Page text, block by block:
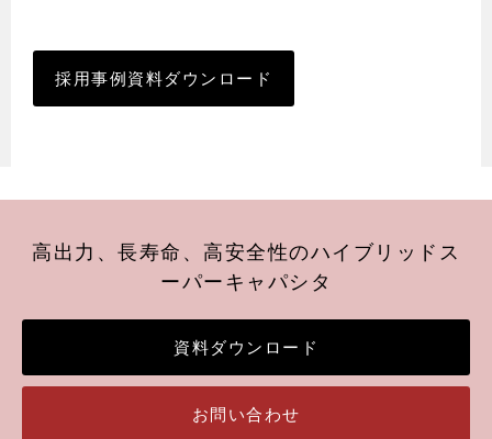
採用事例資料ダウンロード
高出力、長寿命、高安全性のハイブリッドス
ーパーキャパシタ
資料ダウンロード
お問い合わせ